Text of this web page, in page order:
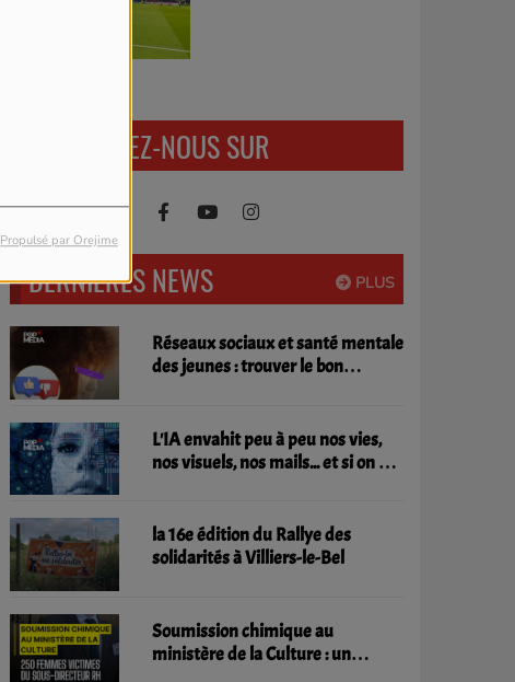
Propulsé par Orejime
RETROUVEZ-NOUS SUR
PLUS
DERNIÈRES NEWS
Réseaux sociaux et santé mentale
des jeunes : trouver le bon
L'IA envahit peu à peu nos vies,
nos visuels, nos mails... et si on en
la 16e édition du Rallye des
solidarités à Villiers-le-Bel
Soumission chimique au
ministère de la Culture : un